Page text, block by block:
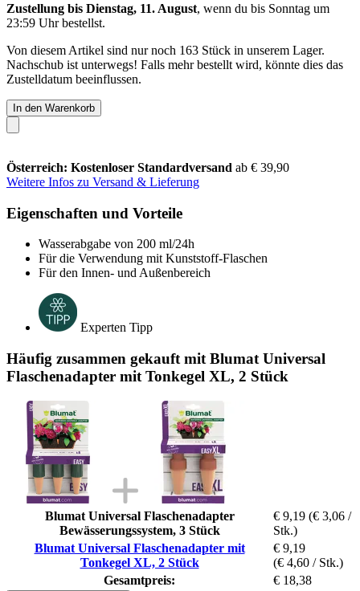
Zustellung bis Dienstag, 11. August, wenn du bis Sonntag um
23:59 Uhrbestellst.
Von diesem Artikel sind nur noch 163 Stück in unserem Lager.
Nachschub ist unterwegs! Falls mehr bestellt wird, könnte dies das
Zustelldatum beeinflussen.
In den Warenkorb
Österreich: Kostenloser Standardversand ab € 39,90
Weitere Infos zu Versand & Lieferung
Eigenschaften und Vorteile
Wasserabgabe von 200 ml/24h
Für die Verwendung mit Kunststoff-Flaschen
Für den Innen- und Außenbereich
Experten Tipp
Häufig zusammen gekauft mit Blumat Universal
Flaschenadapter mit Tonkegel XL, 2 Stück
Blumat Universal Flaschenadapter
Bewässerungssystem, 3 Stück
€ 9,19 (€ 3,06 /
Stk.)
Blumat Universal Flaschenadapter mit
Tonkegel XL, 2 Stück
€ 9,19
(€ 4,60 / Stk.)
Gesamtpreis:
€ 18,38